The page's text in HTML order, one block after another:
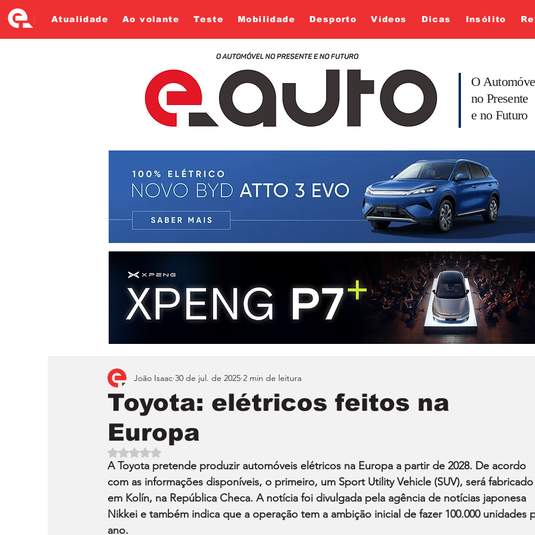
Atualidade Ao volante Teste Mobilidade Desporto Vídeos Dicas Insólito
O
no Presente
e no Futuro
Toyota: elétricos feitos na
Europa
João Isaac 30 de jul. de 2025 2 min de leitura
Avaliado com NaN de 5 estrelas.
A Toyota pretende produzir automóveis elétricos na Europa a partir de 2028. De acordo
com as informações disponíveis, o primeiro, um Sport Utility Vehicle (SUV), será
em Kolín, na República Checa. A notícia foi divulgada pela agência de notícias japonesa
Nikkei e também indica que a operação tem a ambição inicial de fazer 100.000 unidades
ano.